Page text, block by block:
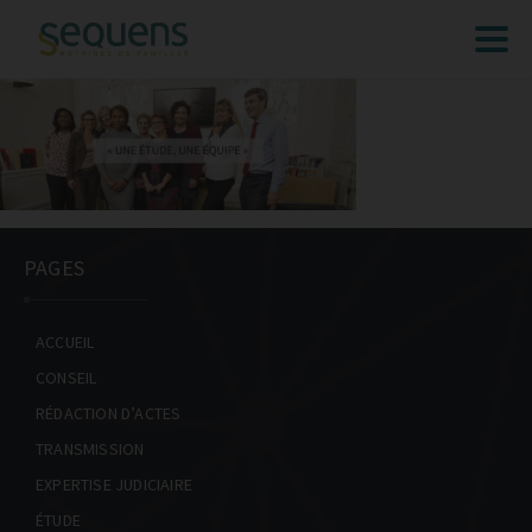
ACCUEIL
EXPERTISES
RÉDACTION D’ACTES
ÉTUDE
ACTUALITÉS
PAGES
ACCUEIL
CONSEIL
RÉDACTION D’ACTES
TRANSMISSION
EXPERTISE JUDICIAIRE
ÉTUDE